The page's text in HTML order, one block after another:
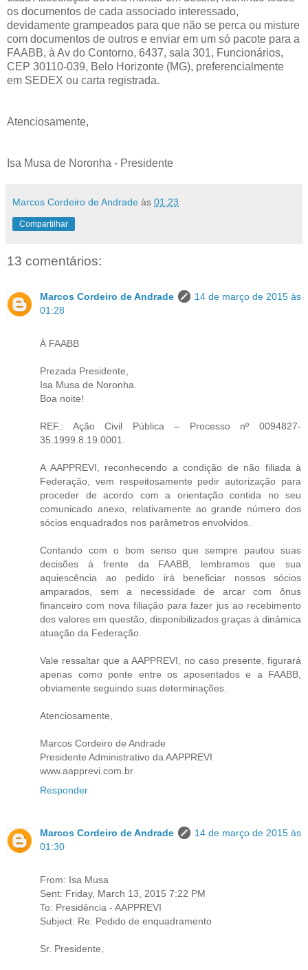
os documentos de cada associado interessado,
devidamente grampeados para que não se perca ou misture
com documentos de outros e enviar em um só pacote para a
FAABB, à Av do Contorno, 6437, sala 301, Funcionários,
CEP 30110-039, Belo Horizonte (MG), preferencialmente
em SEDEX ou carta registrada.
Atenciosamente,
Isa Musa de Noronha - Presidente
Marcos Cordeiro de Andrade às 01:23
Compartilhar
13 comentários:
Marcos Cordeiro de Andrade
14 de março de 2015 às
01:28
À FAABB
Prezada Presidente,
Isa Musa de Noronha.
Boa noite!
REF.: Ação Civil Pública – Processo nº 0094827-
35.1999.8.19.0001.
A AAPPREVI, reconhecendo a condição de não filiada à
Federação, vem respeitosamente pedir autorização para
proceder de acordo com a orientação contida no seu
comunicado anexo, relativamente ao grande número dos
sócios enquadrados nos parâmetros envolvidos.
Contando com o bom senso que sempre pautou suas
decisões à frente da FAABB, lembramos que sua
aquiescência ao pedido irá beneficiar nossos sócios
amparados, sem a necessidade de arcar com ônus
financeiro com nova filiação para fazer jus ao recebimento
dos valores em questão, disponibilizados graças à dinâmica
atuação da Federação.
Vale ressaltar que a AAPPREVI, no caso presente, figurará
apenas como ponte entre os aposentados e a FAABB,
obviamente seguindo suas determinações.
Atenciosamente,
Marcos Cordeiro de Andrade
Presidente Administrativo da AAPPREVI
www.aapprevi.com.br
Responder
Marcos Cordeiro de Andrade
14 de março de 2015 às
01:30
From: Isa Musa
Sent: Friday, March 13, 2015 7:22 PM
To: Presidência - AAPPREVI
Subject: Re: Pedido de enquadramento
Sr. Presidente,